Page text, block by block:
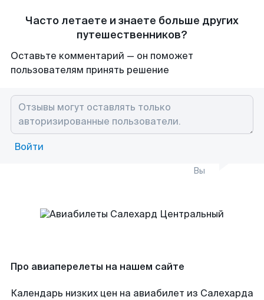
Часто летаете и знаете больше других
путешественников?
Оставьте комментарий — он поможет
пользователям принять решение
Войти
Вы
Про авиаперелеты на нашем сайте
Календарь низких цен на авиабилет из Салехарда